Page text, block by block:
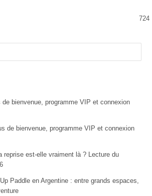
724
bienvenue, programme VIP et connexion
de bienvenue, programme VIP et connexion
reprise est-elle vraiment là ? Lecture du
Paddle en Argentine : entre grands espaces,